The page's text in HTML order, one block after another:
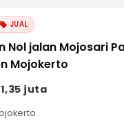
JUAL
Mojosari Pacet
Mojokerto
juta